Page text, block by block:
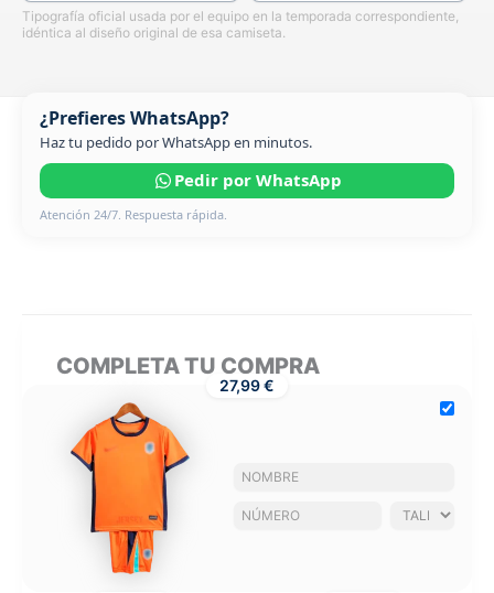
Tipografía oficial usada por el equipo en la temporada correspondiente,
idéntica al diseño original de esa camiseta.
¿Prefieres WhatsApp?
Haz tu pedido por WhatsApp en minutos.
Pedir por WhatsApp
Atención 24/7. Respuesta rápida.
COMPLETA TU COMPRA
27,99 €